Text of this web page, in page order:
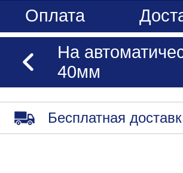
Оплата
На
40мм
Бесплатная